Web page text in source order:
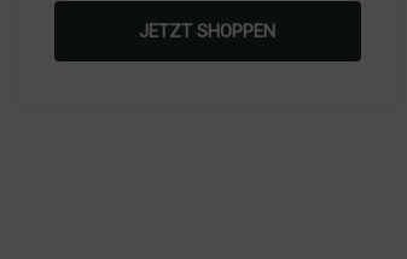
JETZT SHOPPEN